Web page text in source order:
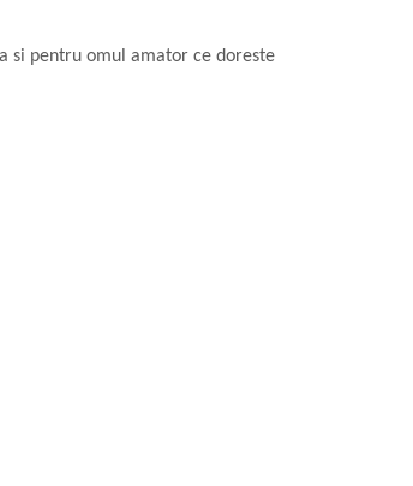
si pentru omul amator ce doreste